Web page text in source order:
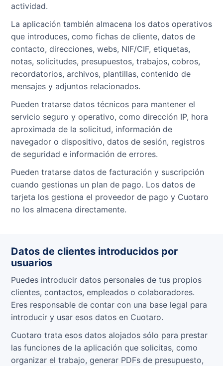
actividad.
La aplicación también almacena los datos operativos
que introduces, como fichas de cliente, datos de
contacto, direcciones, webs, NIF/CIF, etiquetas,
notas, solicitudes, presupuestos, trabajos, cobros,
recordatorios, archivos, plantillas, contenido de
mensajes y adjuntos relacionados.
Pueden tratarse datos técnicos para mantener el
servicio seguro y operativo, como dirección IP, hora
aproximada de la solicitud, información de
navegador o dispositivo, datos de sesión, registros
de seguridad e información de errores.
Pueden tratarse datos de facturación y suscripción
cuando gestionas un plan de pago. Los datos de
tarjeta los gestiona el proveedor de pago y Cuotaro
no los almacena directamente.
Datos de clientes introducidos por
usuarios
Puedes introducir datos personales de tus propios
clientes, contactos, empleados o colaboradores.
Eres responsable de contar con una base legal para
introducir y usar esos datos en Cuotaro.
Cuotaro trata esos datos alojados sólo para prestar
las funciones de la aplicación que solicitas, como
organizar el trabajo, generar PDFs de presupuesto,